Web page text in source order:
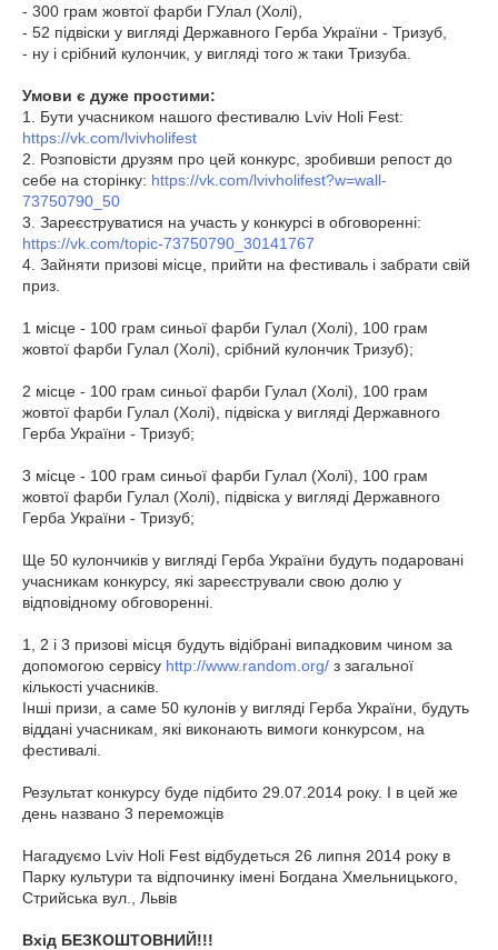
- 300 грам жовтої фарби ГУлал (Холі),
- 52 підвіски у вигляді Державного Герба України - Тризуб,
- ну і срібний кулончик, у вигляді того ж таки Тризуба.
Умови є дуже простими:
1. Бути учасником нашого фестивалю Lviv Holi Fest:
https://vk.com/lvivholifest
2. Розповісти друзям про цей конкурс, зробивши репост до
себе на сторінку: https://vk.com/lvivholifest?w=wall-
73750790_50
3. Зареєструватися на участь у конкурсі в обговоренні:
https://vk.com/topic-73750790_30141767
4. Зайняти призові місце, прийти на фестиваль і забрати свій
приз.
1 місце - 100 грам синьої фарби Гулал (Холі), 100 грам
жовтої фарби Гулал (Холі), срібний кулончик Тризуб);
2 місце - 100 грам синьої фарби Гулал (Холі), 100 грам
жовтої фарби Гулал (Холі), підвіска у вигляді Державного
Герба України - Тризуб;
3 місце - 100 грам синьої фарби Гулал (Холі), 100 грам
жовтої фарби Гулал (Холі), підвіска у вигляді Державного
Герба України - Тризуб;
Ще 50 кулончиків у вигляді Герба України будуть подаровані
учасникам конкурсу, які зареєстрували свою долю у
відповідному обговоренні.
1, 2 і 3 призові місця будуть відібрані випадковим чином за
допомогою сервісу http://www.random.org/ з загальної
кількості учасників.
Інші призи, а саме 50 кулонів у вигляді Герба України, будуть
віддані учасникам, які виконають вимоги конкурсом, на
фестивалі.
Результат конкурсу буде підбито 29.07.2014 року. І в цей же
день названо 3 переможців
Нагадуємо Lviv Holi Fest відбудеться 26 липня 2014 року в
Парку культури та відпочинку імені Богдана Хмельницького,
Стрийська вул., Львів
Вхід БЕЗКОШТОВНИЙ!!!